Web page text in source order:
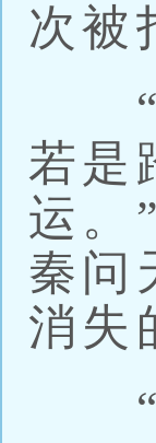
次被
“
若是
运。
秦问
消失
“